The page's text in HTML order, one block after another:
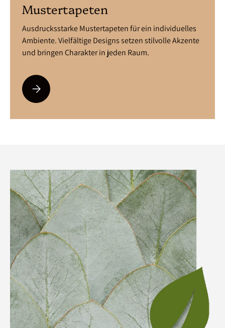
Mustertapeten
Ausdrucksstarke Mustertapeten für ein individuelles
Ambiente. Vielfältige Designs setzen stilvolle Akzente
und bringen Charakter in jeden Raum.
Bitte auswählen Mustertapeten